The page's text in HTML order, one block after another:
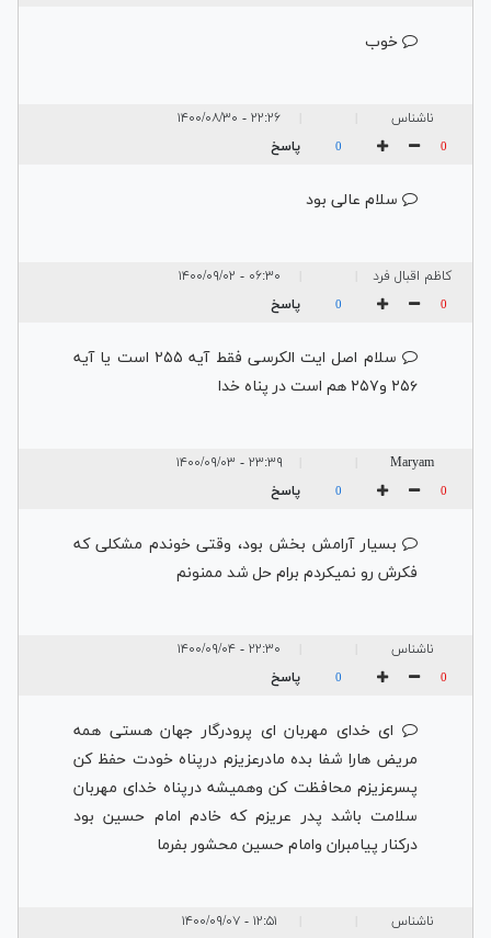
خوب
ناشناس ۲۲:۲۶ - ۱۴۰۰/۰۸/۳۰
0
0 پاسخ
سلام عالی بود
کاظم اقبال فرد ۰۶:۳۰ - ۱۴۰۰/۰۹/۰۲
0
0 پاسخ
سلام اصل ایت الکرسی فقط آیه ۲۵۵ است یا آیه
۲۵۶ و۲۵۷ هم است در پناه خدا
Maryam ۲۳:۳۹ - ۱۴۰۰/۰۹/۰۳
0
0 پاسخ
بسیار آرامش بخش بود، وقتی خوندم مشکلی که
فکرش رو نمیکردم برام حل شد ممنونم
ناشناس ۲۲:۳۰ - ۱۴۰۰/۰۹/۰۴
0
0 پاسخ
ای خدای مهربان ای پرودرگار جهان هستی همه
مریض هارا شفا بده مادرعزیزم درپناه خودت حفظ کن
پسرعزیزم محافظت کن وهمیشه درپناه خدای مهربان
سلامت باشد پدر عریزم که خادم امام حسین بود
درکنار پیامبران وامام حسین محشور بفرما
ناشناس ۱۲:۵۱ - ۱۴۰۰/۰۹/۰۷